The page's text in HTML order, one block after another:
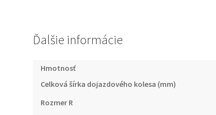
Ďalšie informácie
Hmotnosť
Celková šírka dojazdového kolesa (mm)
Rozmer R